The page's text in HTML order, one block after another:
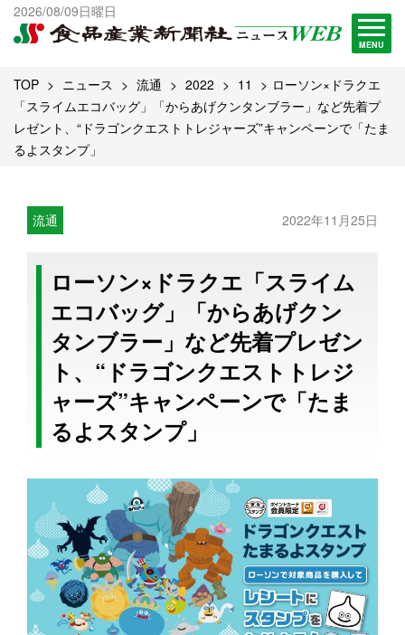
2026/08/09日曜日
MENU
出版物一覧へ
試読・購読申し込み
TOP ニュース 流通 2022 11
ローソン×ドラクエ
「スライムエコバッグ」「からあげクンタンブラー」など先着プ
レゼント、“ドラゴンクエストトレジャーズ”キャンペーンで「たま
るよスタンプ」
流通 2022年11月25日
ローソン×ドラクエ「スライム
エコバッグ」「からあげクン
タンブラー」など先着プレゼン
ト、“ドラゴンクエストトレジ
ャーズ”キャンペーンで「たま
るよスタンプ」